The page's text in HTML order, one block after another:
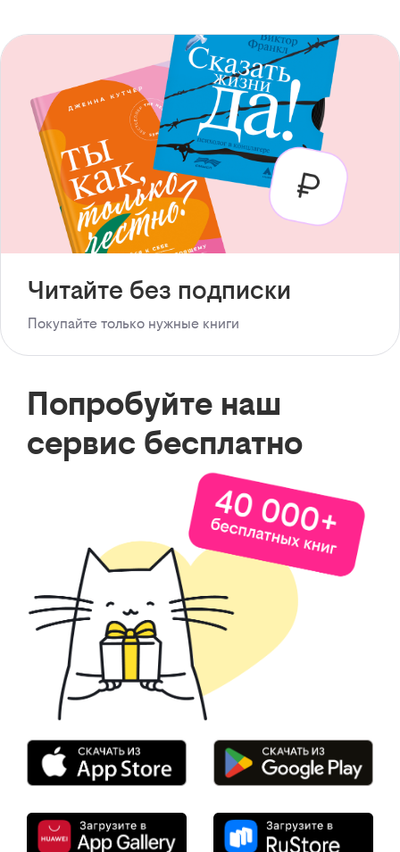
Читайте без подписки
Покупайте только нужные книги
Попробуйте наш
сервис бесплатно